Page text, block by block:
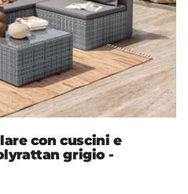
con cuscini e
grigio -